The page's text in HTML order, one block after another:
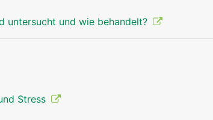
untersucht und wie behandelt?
Stress